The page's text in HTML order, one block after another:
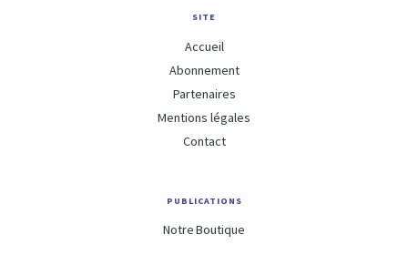
site
Accueil
Abonnement
Partenaires
Mentions légales
Contact
publications
Notre Boutique